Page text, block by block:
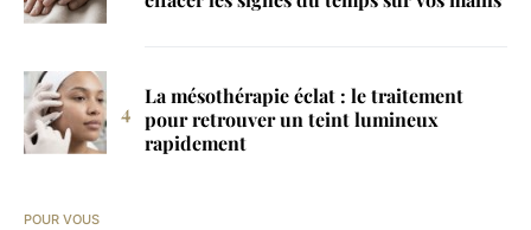
La mésothérapie éclat : le traitement
pour retrouver un teint lumineux
rapidement
POUR VOUS